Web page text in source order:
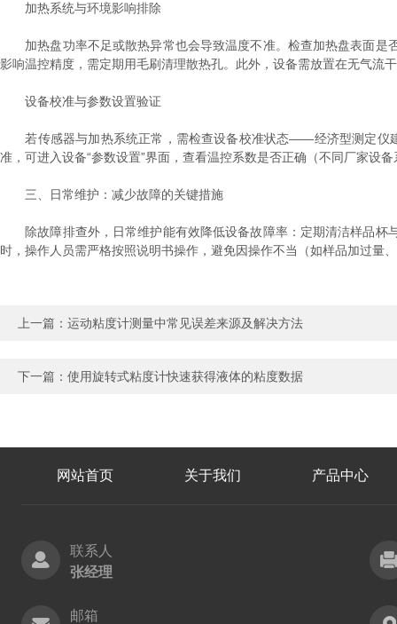
加热系统与环境影响排除
加热盘功率不足或散热异常也会导致温度不准。检查加热盘表面是
影响温控精度，需定期用毛刷清理散热孔。此外，设备需放置在无气
设备校准与参数设置验证
若传感器与加热系统正常，需检查设备校准状态——经济型测定仪建
准，可进入设备“参数设置”界面，查看温控系数是否正确（不同厂家设
三、日常维护：减少故障的关键措施
除故障排查外，日常维护能有效降低设备故障率：定期清洁样品杯
时，操作人员需严格按照说明书操作，避免因操作不当（如样品加过量
上一篇： 运动粘度计测量中常见误差来源及解决方法
下一篇： 使用旋转式粘度计快速获得液体的粘度数据
网站首页 关于我们 产品中心
联系人
张经理
邮箱